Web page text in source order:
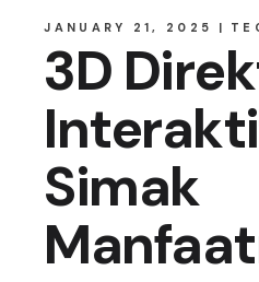
JANUARY 21, 2025
3D
Simak